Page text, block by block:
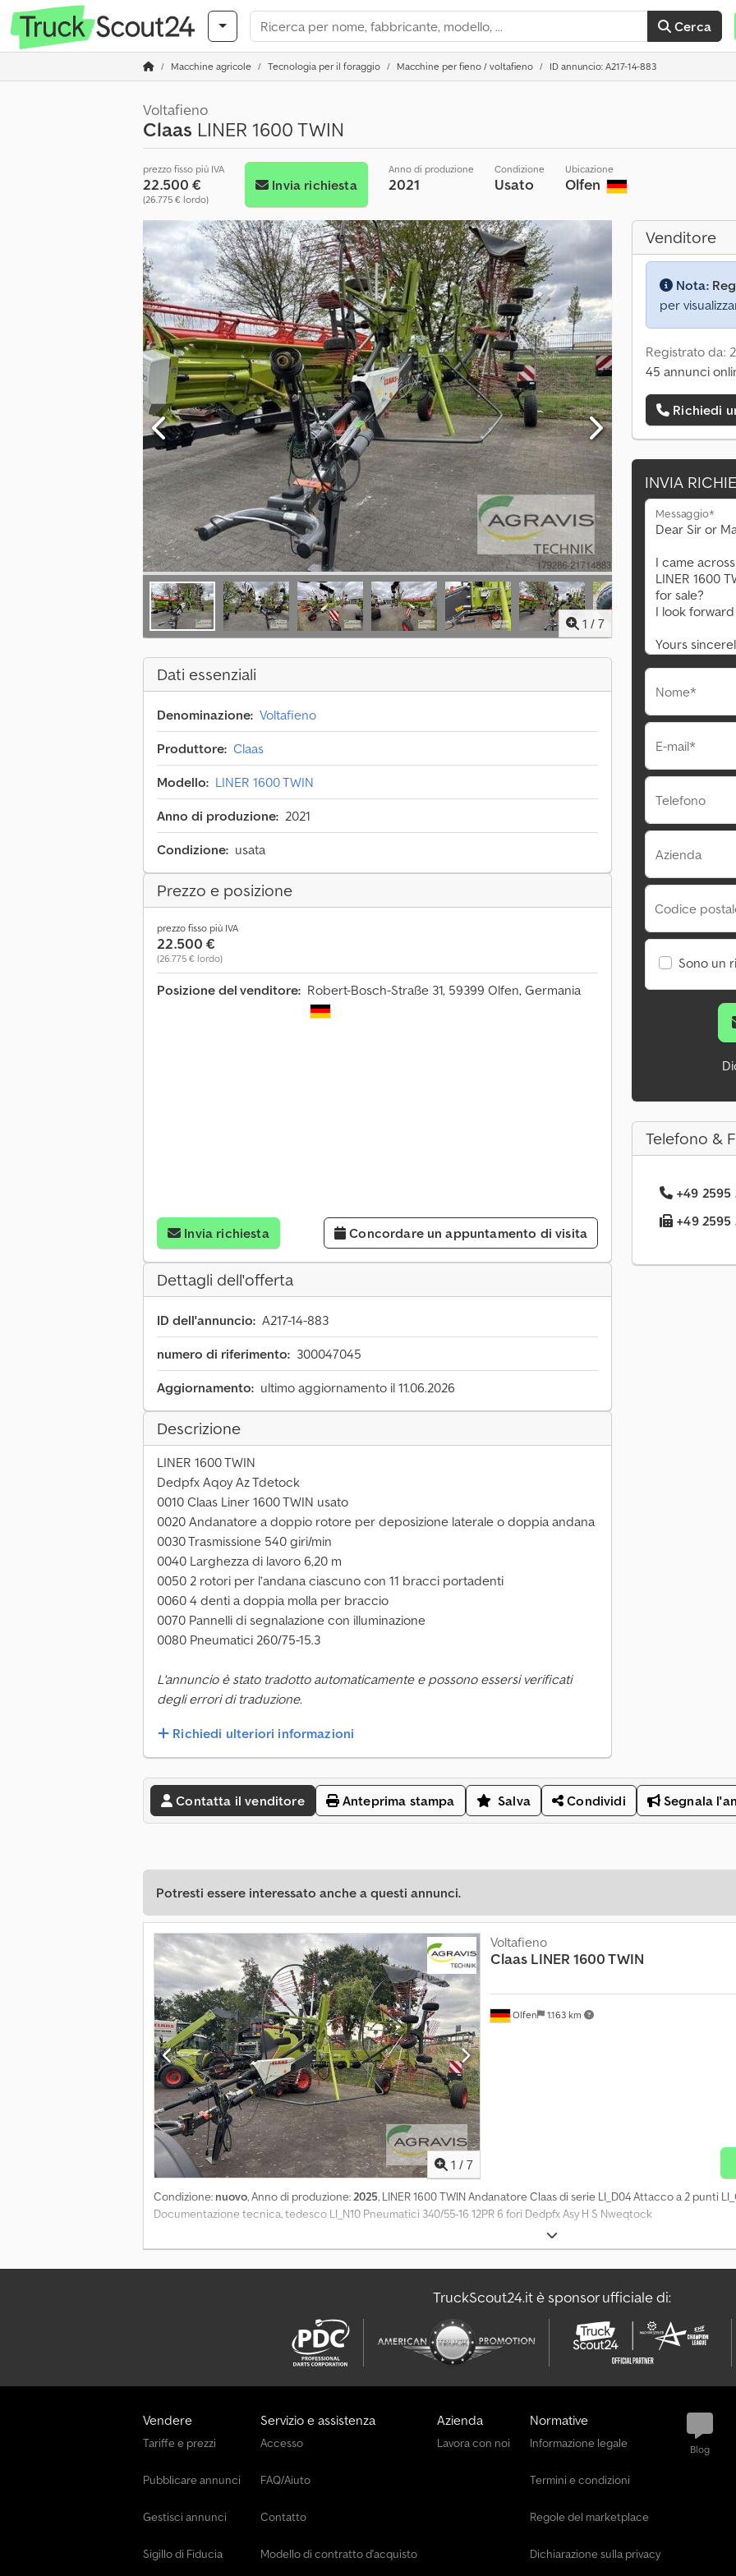
Cerca
Macchine agricole Tecnologia per il foraggio Macchine per fieno / voltafieno ID annuncio: A217-14-883
Voltafieno
Claas LINER 1600 TWIN
prezzo fisso più IVA
22.500 €
(26.775 € lordo)
Invia richiesta
Anno di produzione
2021
Condizione
Usato
Ubicazione
Olfen
1 / 7
Dati essenziali
Denominazione: Voltafieno
Produttore: Claas
Modello: LINER 1600 TWIN
Anno di produzione: 2021
Condizione: usata
Prezzo e posizione
prezzo fisso più IVA
22.500 €
(26.775 € lordo)
Posizione del venditore: Robert-Bosch-Straße 31, 59399 Olfen, Germania
Invia richiesta Concordare un appuntamento di visita
Dettagli dell'offerta
ID dell'annuncio: A217-14-883
numero di riferimento: 300047045
Aggiornamento: ultimo aggiornamento il 11.06.2026
Descrizione
LINER 1600 TWIN
Dedpfx Aqoy Az Tdetock
0010 Claas Liner 1600 TWIN usato
0020 Andanatore a doppio rotore per deposizione laterale o doppia andana
0030 Trasmissione 540 giri/min
0040 Larghezza di lavoro 6,20 m
0050 2 rotori per l’andana ciascuno con 11 bracci portadenti
0060 4 denti a doppia molla per braccio
0070 Pannelli di segnalazione con illuminazione
0080 Pneumatici 260/75-15.3
L'annuncio è stato tradotto automaticamente e possono essersi verificati
degli errori di traduzione.
Richiedi ulteriori informazioni
Venditore
Nota:
per
Registrato da:
45 annunci
Richiedi
INVIA
Messaggio*
Nome*
E-mail*
Telefono
Azienda
Codice
Sono un
Telefono &
+49 2595
+49 2595
Contatta il venditore Anteprima stampa Salva Condividi Segnala
Potresti essere interessato anche a questi annunci.
1 / 7
Olfen 1.163 km
Voltafieno
Claas LINER 1600 TWIN
Condizione: nuovo, Anno di produzione:2025, LINER 1600 TWIN Andanatore Claas di serie LI_D04 Attacco a 2 punti
Documentazione tecnica, tedesco LI_N10 Pneumatici 340/55-16 12PR 6 fori Dedpfx Asy H S Nweqtock
TruckScout24.it è sponsor ufficiale di:
Vendere
Tariffe e prezzi
Pubblicare annunci
Gestisci annunci
Sigillo di Fiducia
Servizio e assistenza
Accesso
FAQ/Aiuto
Contatto
Modello di contratto d'acquisto
Azienda
Lavora con noi
Normative
Informazione legale
Termini e condizioni
Regole del marketplace
Dichiarazione sulla privacy
Blog